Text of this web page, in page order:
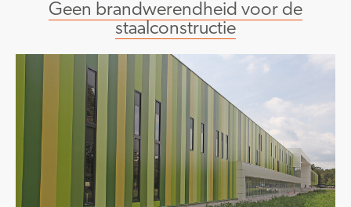
Geen brandwerendheid voor de
staalconstructie